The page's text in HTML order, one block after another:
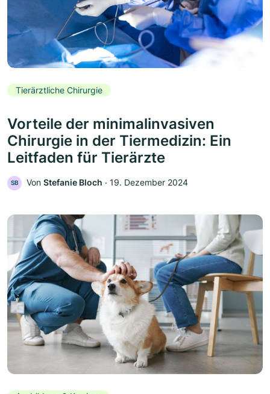
Tierärztliche Chirurgie
Vorteile der minimalinvasiven
Chirurgie in der Tiermedizin: Ein
Leitfaden für Tierärzte
SB Von Stefanie Bloch ‧ 19. Dezember 2024